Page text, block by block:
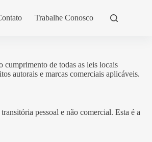
Trabalhe Conosco
cumprimento de todas as leis locais
autorais e marcas comerciais aplicáveis.
pessoal e não comercial. Esta é a